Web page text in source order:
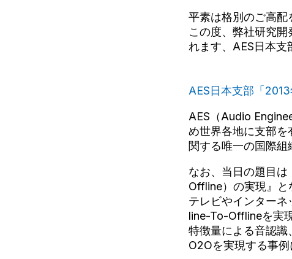
平素は格別のご高配
この度、弊社研究
れます、AES日本支
AES日本支部「
AES（Audio
め世界各地に支部を
関する唯一の国際組
なお、当日の題目
Offline）の実現』と
テレビやインター
line-To-Offlineを実
特徴量による音認識
O2Oを実現する事例